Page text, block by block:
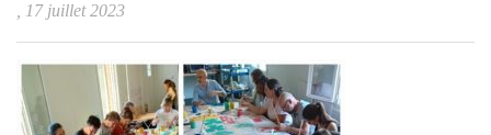
, 17 juillet 2023